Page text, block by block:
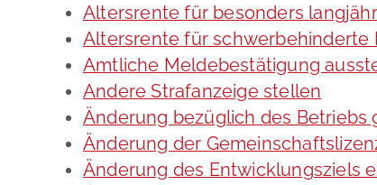
Altersrente für besonders
Altersrente für schwerbehinderte
Amtliche Meldebestätigung
Andere Strafanzeige stellen
Änderung bezüglich des
Änderung der
Änderung des Entwicklungsziels